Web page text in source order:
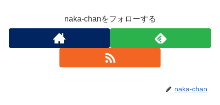
naka-chanをフォローする
naka-chan